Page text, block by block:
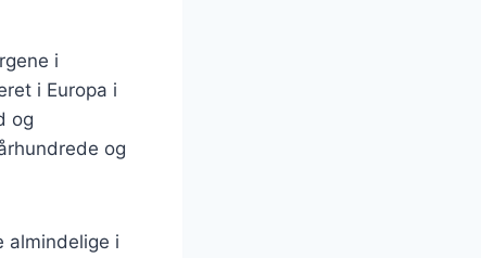
i
i Europa i
og
og
almindelige i